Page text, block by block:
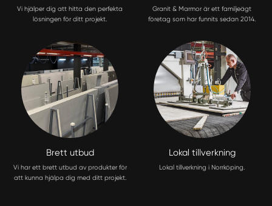
Vi hjälper dig att hitta den perfekta
lösningen för ditt projekt.
Granit & Marmor är ett familjeägt
företag som har funnits sedan 2014.
Brett utbud
Vi har ett brett utbud av produkter för
att kunna hjälpa dig med ditt projekt.
Lokal tillverkning
Lokal tillverkning i Norrköping.